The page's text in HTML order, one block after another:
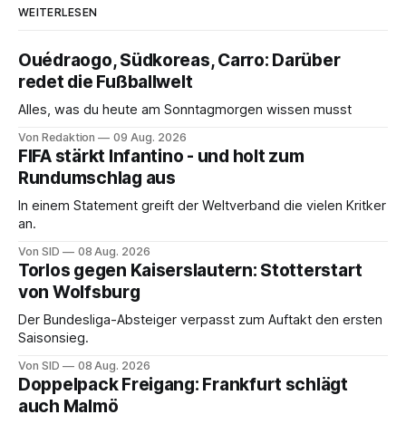
WEITERLESEN
Ouédraogo, Südkoreas, Carro: Darüber
redet die Fußballwelt
Alles, was du heute am Sonntagmorgen wissen musst
Von Redaktion 09 Aug. 2026
FIFA stärkt Infantino - und holt zum
Rundumschlag aus
In einem Statement greift der Weltverband die vielen Kritker
an.
Von SID 08 Aug. 2026
Torlos gegen Kaiserslautern: Stotterstart
von Wolfsburg
Der Bundesliga-Absteiger verpasst zum Auftakt den ersten
Saisonsieg.
Von SID 08 Aug. 2026
Doppelpack Freigang: Frankfurt schlägt
auch Malmö